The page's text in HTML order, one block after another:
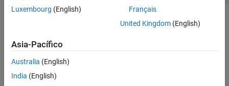
Luxembourg (English)
Français
United Kingdom(English)
Asia-Pacífico
Australia (English)
India (English)